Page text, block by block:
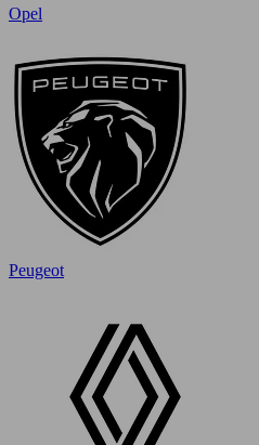
Opel
Peugeot